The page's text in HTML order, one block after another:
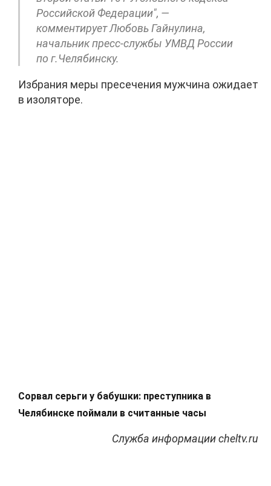
Российской Федерации", —
комментирует Любовь Гайнулина,
начальник пресс-службы УМВД России
по г.Челябинску.
Избрания меры пресечения мужчина ожидает
в изоляторе.
Сорвал серьги у бабушки: преступника в
Челябинске поймали в считанные часы
Служба информации cheltv.ru